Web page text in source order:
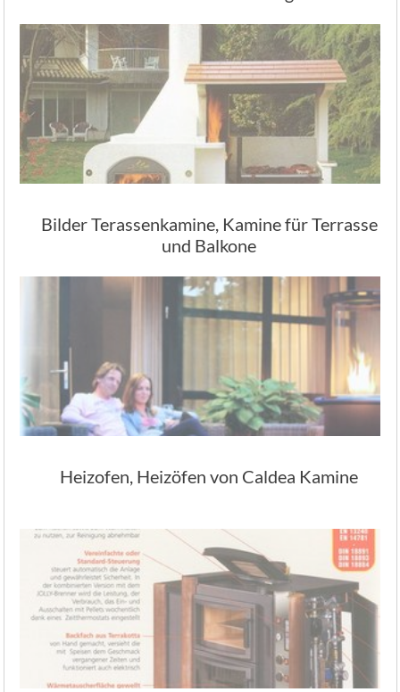
Bilder Terassenkamine, Kamine für Terrasse
und Balkone
Heizofen, Heizöfen von Caldea Kamine